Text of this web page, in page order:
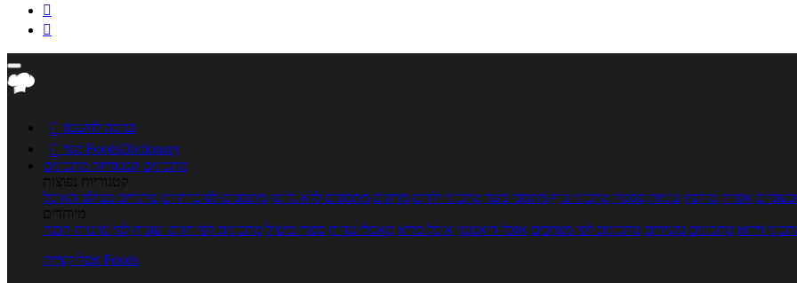


 כניסה לחשבון

מנוי FoodsDictionary
מתכונים קטגוריות מתכונים
קטגוריות נפוצות
אפייה מוקפץ עוגיות פסטה מתכוני עוף מתכוני בשר מתכוני ילדים מרקים מתכונים ללא גלוטן מתכונים לסוכרתיים טרנדים בעולם האוכל
מיוחדים
וידאו מתכונים עשירים מתכונים לפי מצרכים אוכל דיאטטי אוכל בריא מאכלי עדות ספרי בישול מתכונים לפי חגים ועונות לפי שיטות הכנה
אפליקציית Foods